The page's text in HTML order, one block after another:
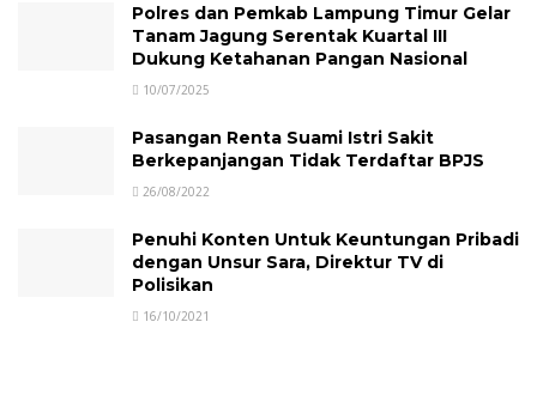
Polres dan Pemkab Lampung Timur Gelar
Tanam Jagung Serentak Kuartal III
Dukung Ketahanan Pangan Nasional
10/07/2025
Pasangan Renta Suami Istri Sakit
Berkepanjangan Tidak Terdaftar BPJS
26/08/2022
Penuhi Konten Untuk Keuntungan Pribadi
dengan Unsur Sara, Direktur TV di
Polisikan
16/10/2021